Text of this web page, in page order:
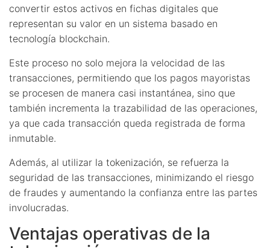
convertir estos activos en fichas digitales que
representan su valor en un sistema basado en
tecnología blockchain.
Este proceso no solo mejora la velocidad de las
transacciones, permitiendo que los pagos mayoristas
se procesen de manera casi instantánea, sino que
también incrementa la trazabilidad de las operaciones,
ya que cada transacción queda registrada de forma
inmutable.
Además, al utilizar la tokenización, se refuerza la
seguridad de las transacciones, minimizando el riesgo
de fraudes y aumentando la confianza entre las partes
involucradas.
Ventajas operativas de la